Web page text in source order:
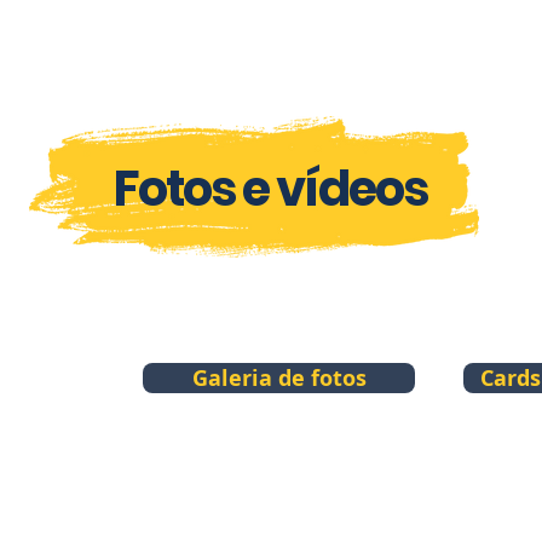
Fotos e vídeos
Galeria de fotos